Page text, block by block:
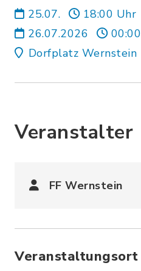
25.07. 18:00 Uhr
26.07.2026
Dorfplatz Wernstein
Veranstalter
FF Wernstein
Veranstaltungsort